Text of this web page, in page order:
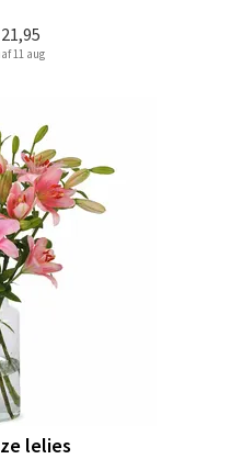
11 aug
lelies